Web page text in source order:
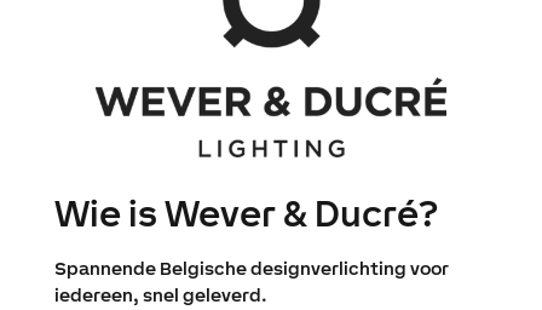
Wie is Wever & Ducré?
Spannende Belgische designverlichting voor
iedereen, snel geleverd.